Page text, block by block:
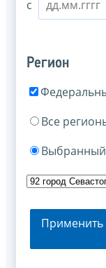
с
Регион
Все
Применить